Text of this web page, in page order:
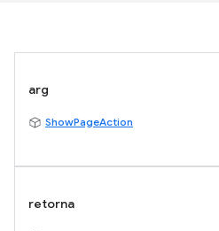
arg
ShowPageAction
retorna